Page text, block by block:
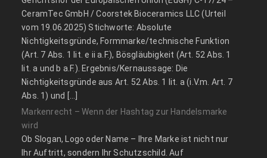
CeramTec GmbH / Coorstek Bioceramics LLC (Urteil
vom 19.06.2025) Stichworte: Absolute
Nichtigkeitsgründe, Formmarke/technische Funktion
(Art. 7 Abs. 1 lit. e ii a.F.), Bösgläubigkeit (Art. 52 Abs. 1
lit. a und b a.F.). Ergebnis/Kernaussage: Die
Nichtigkeitsgründe aus Art. 52 Abs. 1 lit. a (i.V.m. Art. 7
Abs. 1) und […]
Markenrecht – Wenn der Hashtag zur Handelsmarke
wird
Ob Slogan, Logo oder Name – Ihre Marke ist nicht nur
Ihr Auftritt, sondern Ihr Schutzschild. Auf